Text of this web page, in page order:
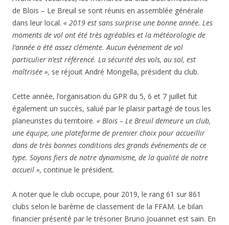
de Blois – Le Breuil se sont réunis en assemblée générale
dans leur local. « 2019 est sans surprise une bonne année. Les
moments de vol ont été très agréables et la météorologie de
l’année a été assez clémente. Aucun évènement de vol
particulier n’est référencé. La sécurité des vols, au sol, est
maîtrisée », se réjouit André Mongella, président du club.
Cette année, l’organisation du GPR du 5, 6 et 7 juillet fut
également un succès, salué par le plaisir partagé de tous les
planeuristes du territoire. « Blois – Le Breuil demeure un club,
une équipe, une plateforme de premier choix pour accueillir
dans de très bonnes conditions des grands événements de ce
type. Soyons fiers de notre dynamisme, de la qualité de notre
accueil », continue le président.
A noter que le club occupe, pour 2019, le rang 61 sur 861
clubs selon le barème de classement de la FFAM. Le bilan
financier présenté par le trésorier Bruno Jouannet est sain. En